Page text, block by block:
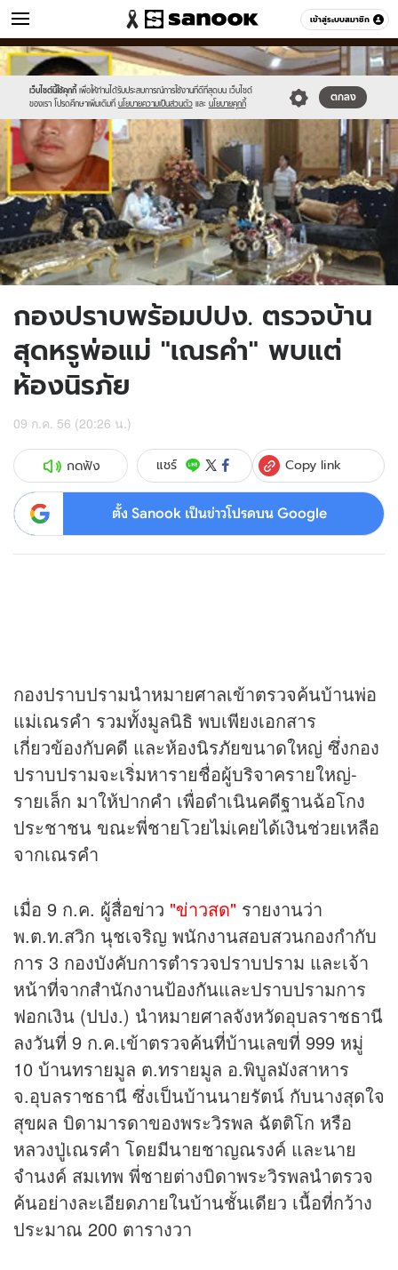
เข้าสู่ระบบสมาชิก
ข่าว หมวดอื่นๆ
เว็บไซต์นี้ใช้คุกกี้ เพื่อให้ท่านได้รับประสบการณ์การใช้งานที่ดีที่สุดบน เว็บไซต์
ของเรา โปรดศึกษาเพิ่มเติมที่ นโยบายความเป็นส่วนตัว และ นโยบายคุกกี้
ตกลง
Sanook
//s.isanook.com/sr/0/images/logo-
new-
sanook.png
600
60
//s.isanook.com/ns/0/ud/239/1196311/5.jpg
กองปราบพร้อมปปง. ตรวจบ้าน
สุดหรูพ่อแม่ "เณรคำ" พบแต่
ห้องนิรภัย
09 ก.ค. 56 (20:26 น.)
กดฟัง แชร์ Copy link
ตั้ง Sanook เป็นข่าวโปรดบน Google
กองปราบปรามนำหมายศาลเข้าตรวจค้นบ้านพ่อ
แม่เณรคำ รวมทั้งมูลนิธิ พบเพียงเอกสาร
เกี่ยวข้องกับคดี และห้องนิรภัยขนาดใหญ่ ซึ่งกอง
ปราบปรามจะเริ่มหารายชื่อผู้บริจาครายใหญ่-
รายเล็ก มาให้ปากคำ เพื่อดำเนินคดีฐานฉ้อโกง
ประชาชน ขณะพี่ชายโวยไม่เคยได้เงินช่วยเหลือ
จากเณรคำ
เมื่อ 9 ก.ค. ผู้สื่อข่าว "ข่าวสด" รายงานว่า
พ.ต.ท.สวิก นุชเจริญ พนักงานสอบสวนกองกำกับ
การ 3 กองบังคับการตำรวจปราบปราม และเจ้า
หน้าที่จากสำนักงานป้องกันและปราบปรามการ
ฟอกเงิน (ปปง.) นำหมายศาลจังหวัดอุบลราชธานี
ลงวันที่ 9 ก.ค.เข้าตรวจค้นที่บ้านเลขที่ 999 หมู่
10 บ้านทรายมูล ต.ทรายมูล อ.พิบูลมังสาหาร
จ.อุบลราชธานี ซึ่งเป็นบ้านนายรัตน์ กับนางสุดใจ
สุขผล บิดามารดาของพระวิรพล ฉัตติโก หรือ
หลวงปู่เณรคำ โดยมีนายชาญณรงค์ และนาย
จำนงค์ สมเทพ พี่ชายต่างบิดาพระวิรพลนำตรวจ
ค้นอย่างละเอียดภายในบ้านชั้นเดียว เนื้อที่กว้าง
ประมาณ 200 ตารางวา